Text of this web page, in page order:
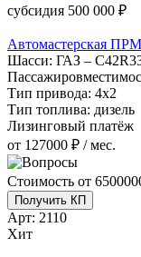
субсидия 500 000 ₽
Автомастерская ПРМ
Шасси: ГАЗ –
Тип привода: 4х2
Тип топлива: дизель
Лизинговый платёж
от 127000 ₽ / мес.
Стоимость от
Получить КП
Арт: 2110
Хит